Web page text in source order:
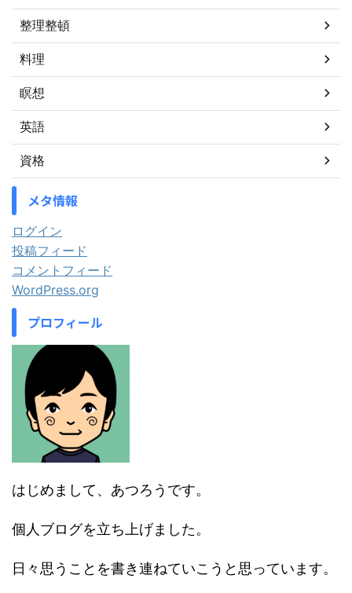
整理整頓
料理
瞑想
英語
資格
メタ情報
ログイン
投稿フィード
コメントフィード
WordPress.org
プロフィール
はじめまして、あつろうです。
個人ブログを立ち上げました。
日々思うことを書き連ねていこうと思っています。